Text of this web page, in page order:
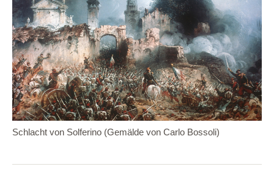
Schlacht von Solferino (Gemälde von Carlo Bossoli)